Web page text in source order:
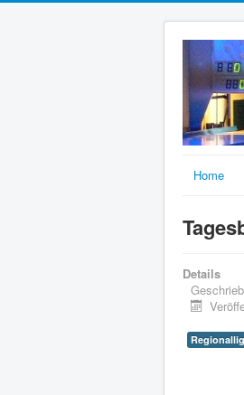
Home
Details